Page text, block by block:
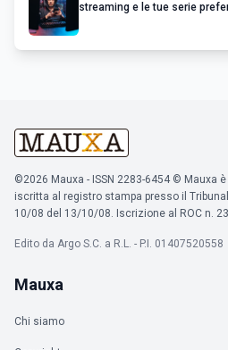
streaming e le tue serie
©2026 Mauxa - ISSN 2283-6454 © Mauxa
iscritta al registro stampa presso il
10/08 del 13/10/08. Iscrizione al ROC n.
Edito da Argo S.C. a R.L. - P.I. 01407520558
Mauxa
Chi siamo